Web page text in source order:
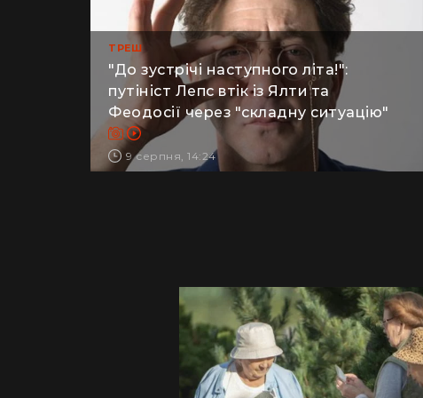
ТРЕШ
"До зустрічі наступного літа!":
путініст Лепс втік із Ялти та
Феодосії через "складну ситуацію"
9 серпня, 14:24